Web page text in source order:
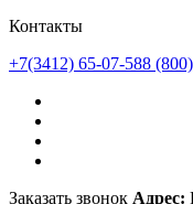
Контакты
+7(3412) 65-07-588
Заказать звонок Адрес: